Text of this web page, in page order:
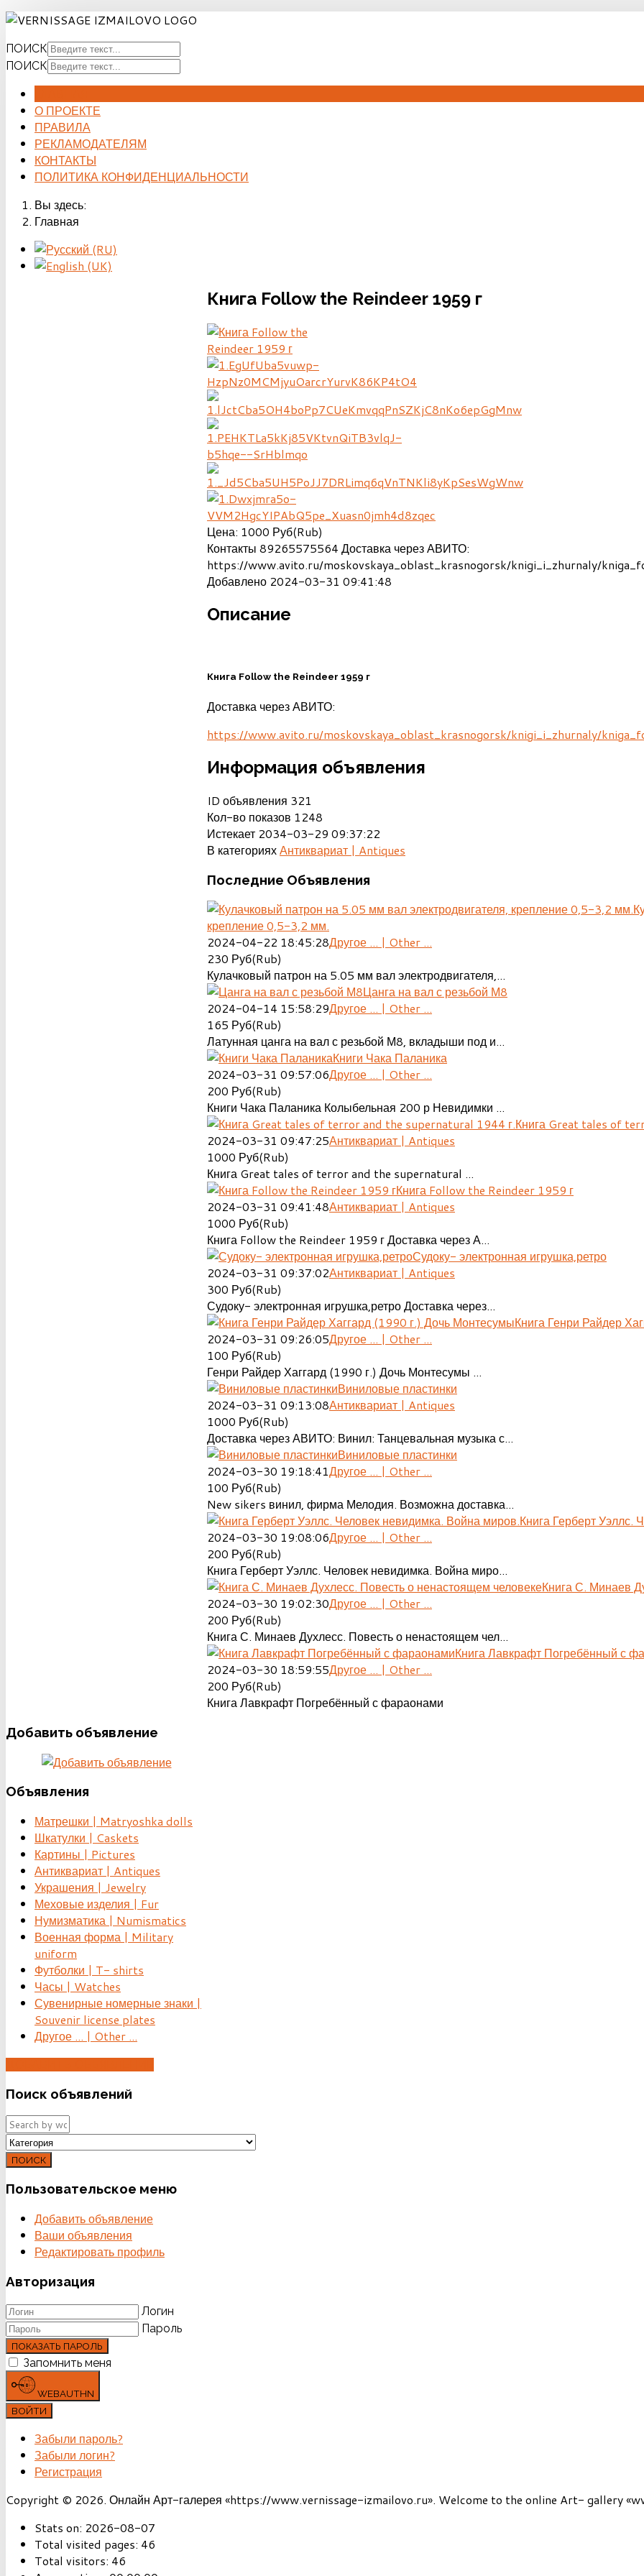
ПОИСК
ПОИСК
О ПРОЕКТЕ
ПРАВИЛА
РЕКЛАМОДАТЕЛЯМ
КОНТАКТЫ
ПОЛИТИКА КОНФИДЕНЦИАЛЬНОСТИ
Вы здесь:
Главная
Книга Follow the Reindeer 1959 г
Цена: 1000 Руб(Rub)
Контакты 89265575564 Доставка через АВИТО:
https://www.avito.ru/moskovskaya_oblast_krasnogorsk/knigi_i_zhurnaly/
Добавлено 2024-03-31 09:41:48
Описание
Книга Follow the Reindeer 1959 г
Доставка через АВИТО:
https://www.avito.ru/moskovskaya_oblast_krasnogorsk/knigi_i_zhurnaly/
Информация объявления
ID объявления 321
Кол-во показов 1248
Истекает 2034-03-29 09:37:22
В категорияхАнтиквариат | Antiques
Последние Объявления
крепление 0,5-3,2 мм.
2024-04-22 18:45:28Другое ... | Other ...
230 Руб(Rub)
Кулачковый патрон на 5.05 мм вал электродвигателя,...
Цанга на вал с резьбой М8
2024-04-14 15:58:29Другое ... | Other ...
165 Руб(Rub)
Латунная цанга на вал с резьбой М8, вкладыши под и...
Книги Чака Паланика
2024-03-31 09:57:06Другое ... | Other ...
200 Руб(Rub)
Книги Чака Паланика Колыбельная 200 р Невидимки ...
Книга Great tales of
2024-03-31 09:47:25Антиквариат | Antiques
1000 Руб(Rub)
Книга Great tales of terror and the supernatural ...
Книга Follow the Reindeer 1959 г
2024-03-31 09:41:48Антиквариат | Antiques
1000 Руб(Rub)
Книга Follow the Reindeer 1959 г Доставка через А...
Судоку- электронная игрушка,ретро
2024-03-31 09:37:02Антиквариат | Antiques
300 Руб(Rub)
Судоку- электронная игрушка,ретро Доставка через...
Книга Генри Райдер
2024-03-31 09:26:05Другое ... | Other ...
100 Руб(Rub)
Генри Райдер Хаггард (1990 г.) Дочь Монтесумы ...
Виниловые пластинки
2024-03-31 09:13:08Антиквариат | Antiques
1000 Руб(Rub)
Доставка через АВИТО: Винил: Танцевальная музыка с...
Виниловые пластинки
2024-03-30 19:18:41Другое ... | Other ...
100 Руб(Rub)
New sikers винил, фирма Мелодия. Возможна доставка...
Книга Герберт Уэллс.
2024-03-30 19:08:06Другое ... | Other ...
200 Руб(Rub)
Книга Герберт Уэллс. Человек невидимка. Война миро...
Книга С. Минаев
2024-03-30 19:02:30Другое ... | Other ...
200 Руб(Rub)
Книга С. Минаев Духлесс. Повесть о ненастоящем чел...
Книга Лавкрафт Погребённый с
2024-03-30 18:59:55Другое ... | Other ...
200 Руб(Rub)
Книга Лавкрафт Погребённый с фараонами
Добавить объявление
Объявления
Матрешки | Matryoshka dolls
Шкатулки | Caskets
Картины | Pictures
Антиквариат | Antiques
Украшения | Jewelry
Меховые изделия | Fur
Нумизматика | Numismatics
Военная форма | Military
uniform
Футболки | T- shirts
Часы | Watches
Сувенирные номерные знаки |
Souvenir license plates
Другое ... | Other ...
Поиск объявлений
ПОИСК
Пользовательское меню
Добавить объявление
Ваши объявления
Редактировать профиль
Авторизация
Логин
Пароль
ПОКАЗАТЬ ПАРОЛЬ
Запомнить меня
WEBAUTHN
ВОЙТИ
Забыли пароль?
Забыли логин?
Регистрация
Copyright © 2026. Онлайн Арт-галерея «https://www.vernissage-izmailovo.ru». Welcome to the online Art- gallery
Stats on: 2026-08-07
Total visited pages: 46
Total visitors: 46